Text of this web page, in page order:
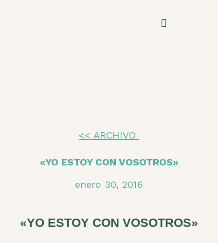
<< ARCHIVO
«YO ESTOY CON VOSOTROS»
enero 30, 2016
«YO ESTOY CON VOSOTROS»